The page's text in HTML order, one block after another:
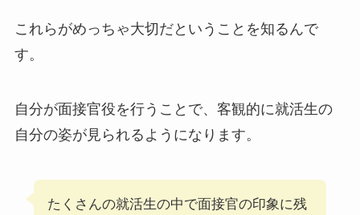
これらがめっちゃ大切だということを知るんで
す。
自分が面接官役を行うことで、客観的に就活生の
自分の姿が見られるようになります。
たくさんの就活生の中で面接官の印象に残